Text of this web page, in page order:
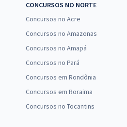
CONCURSOS NO NORTE
Concursos no Acre
Concursos no Amazonas
Concursos no Amapá
Concursos no Pará
Concursos em Rondônia
Concursos em Roraima
Concursos no Tocantins